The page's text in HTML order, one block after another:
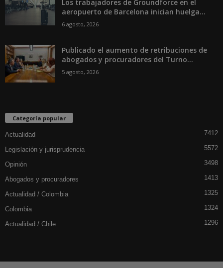
Los trabajadores de Groundforce en el
aeropuerto de Barcelona inician huelga...
6 agosto, 2026
Publicado el aumento de retribuciones de
abogados y procuradores del Turno...
5 agosto, 2026
Categoría popular
Actualidad 7412
Legislación y jurisprudencia 5572
Opinión 3498
Abogados y procuradores 1413
Actualidad / Colombia 1325
Colombia 1324
Actualidad / Chile 1296